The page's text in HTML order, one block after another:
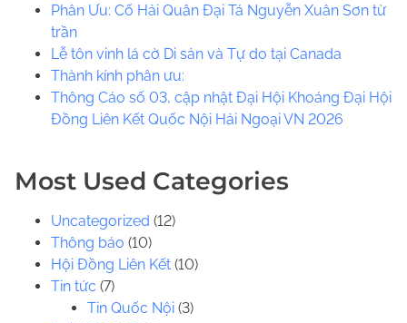
Phân Ưu: Cố Hải Quân Đại Tá Nguyễn Xuân Sơn từ
trần
Lễ tôn vinh lá cờ Di sản và Tự do tại Canada
​​Thành kính phân ưu:
Thông Cáo số 03, cập nhật Đại Hội Khoáng Đại Hội
Đồng Liên Kết Quốc Nội Hải Ngoại VN 2026
Most Used Categories
Uncategorized (12)
Thông báo (10)
Hội Đồng Liên Kết (10)
Tin tức (7)
Tin Quốc Nội (3)